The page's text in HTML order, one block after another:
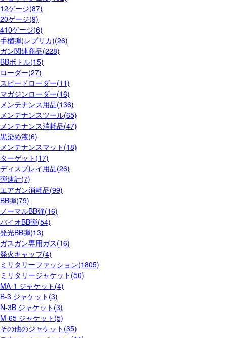
12ゲージ(87)
20ゲージ(9)
410ゲージ(6)
手榴弾(レプリカ)(26)
ガン関連商品(228)
BBボトル(15)
ローダー(27)
スピードローダー(11)
マガジンローダー(16)
メンテナンス用品(136)
メンテナンスツール(65)
メンテナンス消耗品(47)
黒染め液(6)
メンテナンスマット(18)
ターゲット(17)
ディスプレイ用品(26)
弾速計(7)
エアガン消耗品(99)
BB弾(79)
ノーマルBB弾(16)
バイオBB弾(54)
発光BB弾(13)
ガスガン専用ガス(16)
発火キャップ(4)
ミリタリーファッション(1805)
ミリタリージャケット(50)
MA-1 ジャケット(4)
B-3 ジャケット(3)
N-3B ジャケット(3)
M-65 ジャケット(5)
その他のジャケット(35)